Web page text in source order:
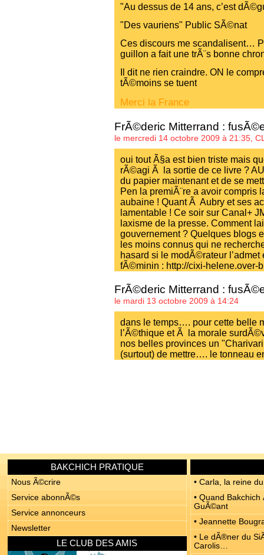
"Au dessus de 14 ans, c’est
"Des vauriens" Public SÃ©nat
Ces discours me scandalisent…
guillon a fait une trÃ¨s bonne
Il dit ne rien craindre. ON le
tÃ©moins se tuent
Merci la France
FrÃ©deric Mitterrand :
le mercredi 14 octobre 2009 à 21:35,
oui tout Ã§a est bien triste mais
rÃ©agi Ã la sortie de ce livre ?
du papier maintenant et de se
Pen la premiÃ¨re a avoir compris
aubaine ! Quant Ã Aubry et ses
lamentable ! Ce soir sur Canal+
laxisme de la presse. Comment
gouvernement ? Quelques blogs
les moins connus qui ne
hasard si le modÃ©rateur l’admet
fÃ©minin : http://cixi-helene.over-
FrÃ©deric Mitterrand :
le mardi 13 octobre 2009 à 14:24
dans le temps…. pour cette belle
l’Ã©thique et Ã la morale
nos belles provinces un
(surtout) de mettre…. le tonneau
BAKCHICH PRATIQUE
Nous Ã©crire
Service abonnÃ©s
Service annonceurs
Newsletter
LE CLUB DES AMIS
• Carla, la reine
• Quand
GuÃ©ant
• Jeannette
• Le dÃ®ner du
Carolis…